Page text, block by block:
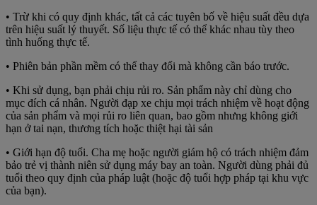
• Trừ khi có quy định khác, tất cả các tuyên bố về hiệu suất đều dựa
trên hiệu suất lý thuyết. Số liệu thực tế có thể khác nhau tùy theo
tình huống thực tế.
• Phiên bản phần mềm có thể thay đổi mà không cần báo trước.
• Khi sử dụng, bạn phải chịu rủi ro. Sản phẩm này chỉ dùng cho
mục đích cá nhân. Người đạp xe chịu mọi trách nhiệm về hoạt động
của sản phẩm và mọi rủi ro liên quan, bao gồm nhưng không giới
hạn ở tai nạn, thương tích hoặc thiệt hại tài sản
• Giới hạn độ tuổi. Cha mẹ hoặc người giám hộ có trách nhiệm đảm
bảo trẻ vị thành niên sử dụng máy bay an toàn. Người dùng phải đủ
tuổi theo quy định của pháp luật (hoặc độ tuổi hợp pháp tại khu vực
của bạn).